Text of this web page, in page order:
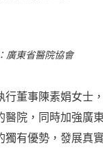
廣東省醫院協會
行董事陳素娟女士
院，同時加強廣
有優勢，發展真